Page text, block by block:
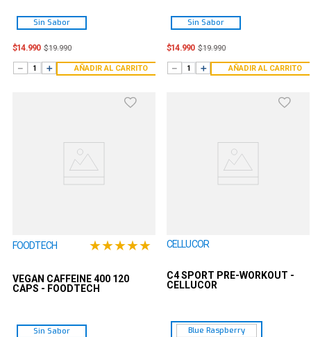
Sin Sabor
$14.990 $19.990
＋
－ AÑADIR AL CARRITO
Sin Sabor
$14.990 $19.990
＋
－ AÑADIR AL CARRITO
FOODTECH ★★★★★
VEGAN CAFFEINE 400 120
CAPS - FOODTECH
Sin Sabor
CELLUCOR
C4 SPORT PRE-WORKOUT -
CELLUCOR
Blue Raspberry